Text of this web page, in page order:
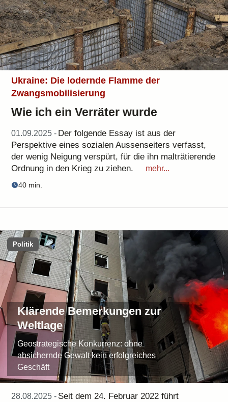
Ukraine: Die lodernde Flamme der
Zwangsmobilisierung
Wie ich ein Verräter wurde
01.09.2025 - Der folgende Essay ist aus der
Perspektive eines sozialen Aussenseiters verfasst,
der wenig Neigung verspürt, für die ihn malträtierende
Ordnung in den Krieg zu ziehen.
mehr...
40 min.
Politik
Klärende Bemerkungen zur
Weltlage
Geostrategische Konkurrenz: ohne
absichernde Gewalt kein erfolgreiches
Geschäft
28.08.2025 - Seit dem 24. Februar 2022 führt